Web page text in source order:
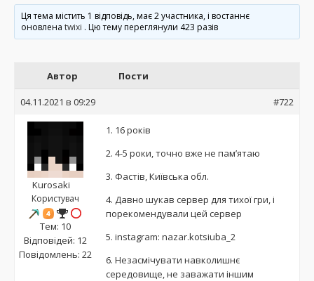
Ця тема містить 1 відповідь, має 2 участника, і востаннє
оновлена twixi . Цю тему переглянули 423 разів
Автор Пости
04.11.2021 в 09:29 #722
Kurosaki
Користувач
Тем: 10
Відповідей: 12
Повідомлень: 22
1. 16 років
2. 4-5 роки, точно вже не пам’ятаю
3. Фастів, Київська обл.
4. Давно шукав сервер для тихої гри, і
порекомендували цей сервер
5. instagram: nazar.kotsiuba_2
6. Незасмічувати навколишнє
середовище, не заважати іншим